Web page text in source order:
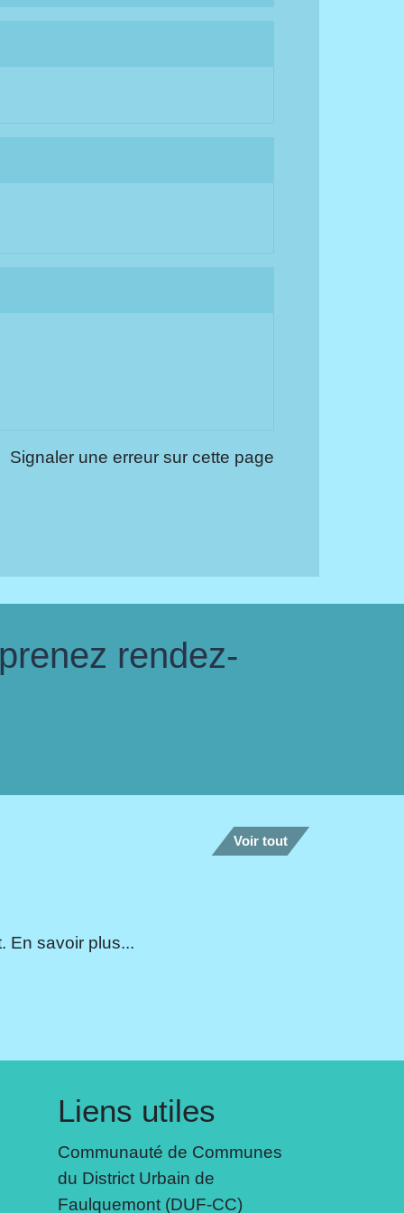
Signaler une erreur sur cette page
rendez-
Voir tout
En savoir plus...
Liens utiles
Communauté de Communes
du District Urbain de
Faulquemont (DUF-CC)